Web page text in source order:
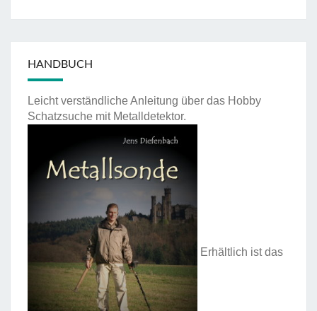
HANDBUCH
Leicht verständliche Anleitung über das Hobby
Schatzsuche mit Metalldetektor.
Erhältlich ist das